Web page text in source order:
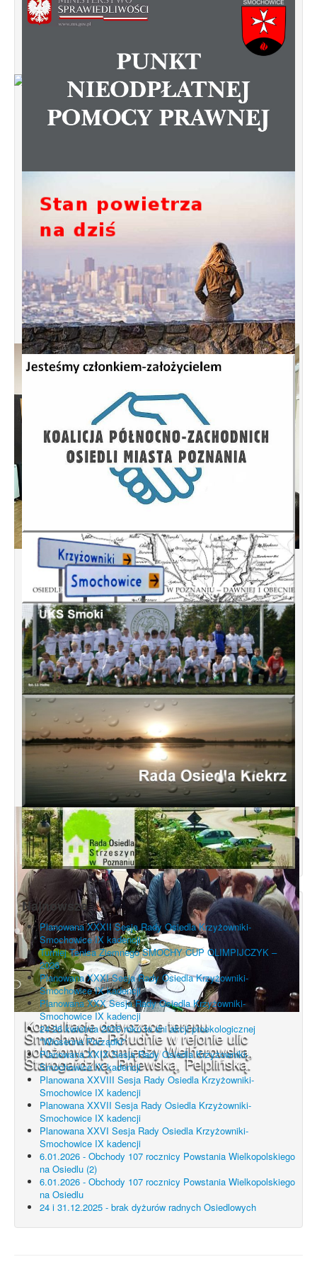
Od 1 stycznia 2023 roku zmiany w
funkcjonowaniu linii autobusowych
kursujących na Krzyżowniki-Smochowice
Spotkanie informacyjne w sprawie
budowy ulic Łebska, Łagowska,
Kociewska, Żukowska
Konsultacje dotyczące terenu
Smochowice Południe w rejonie ulic
położonych pomiędzy Wejherowską,
Starogardzką, Pniewską, Pelplińską.
Najnowsze
Planowana XXXII Sesja Rady Osiedla Krzyżowniki-
Smochowice IX kadencji
Turniej Tenisa Ziemnego SMOCHY CUP OLIMPIJCZYK –
2026
Planowana XXXI Sesja Rady Osiedla Krzyżowniki-
Smochowice IX kadencji
Planowana XXX Sesja Rady Osiedla Krzyżowniki-
Smochowice IX kadencji
24-26 kwietnia 2026 roku to dni akcji proekologicznej
"Wiosenne Porządki"
Planowana XXIX Sesja Rady Osiedla Krzyżowniki-
Smochowice IX kadencji
Planowana XXVIII Sesja Rady Osiedla Krzyżowniki-
Smochowice IX kadencji
Planowana XXVII Sesja Rady Osiedla Krzyżowniki-
Smochowice IX kadencji
Planowana XXVI Sesja Rady Osiedla Krzyżowniki-
Smochowice IX kadencji
6.01.2026 - Obchody 107 rocznicy Powstania Wielkopolskiego
na Osiedlu (2)
6.01.2026 - Obchody 107 rocznicy Powstania Wielkopolskiego
na Osiedlu
24 i 31.12.2025 - brak dyżurów radnych Osiedlowych